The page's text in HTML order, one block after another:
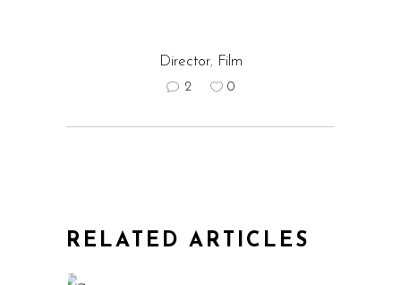
Director, Film
2 0
RELATED ARTICLES